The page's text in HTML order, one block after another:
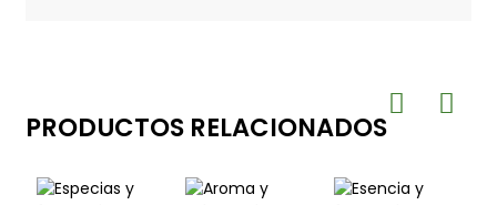
PRODUCTOS RELACIONADOS